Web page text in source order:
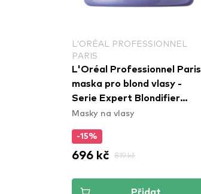
L'ORÉAL PROFESSIONNEL
PARIS
L'Oréal Professionnel Paris
maska pro blond vlasy -
Serie Expert Blondifier
Mask
Masky na vlasy
-15%
696 kč 819 kč